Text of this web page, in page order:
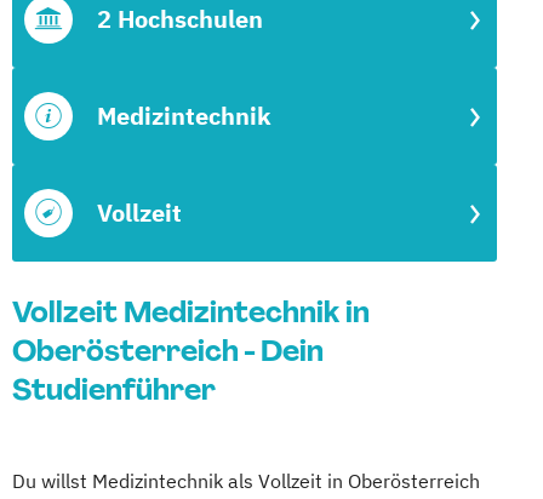
Vollzeit
Medizintechnik
2 Hochschulen
Vollzeit Medizintechnik in
Oberösterreich - Dein
Studienführer
Du willst Medizintechnik als Vollzeit in Oberösterreich